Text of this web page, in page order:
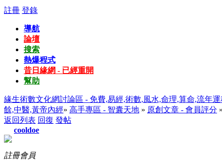
註冊 登錄
導航
論壇
搜索
熱爆程式
昔日緣網 - 已經重開
幫助
緣生術數文化網討論區 - 免費,易經,術數,風水,命理,算命,流年
餘,中醫,黃帝內經» 高手專區 - 智囊天地 » 原創文章 - 會員評分
返回列表 回復 發帖
cooldoe
註冊會員